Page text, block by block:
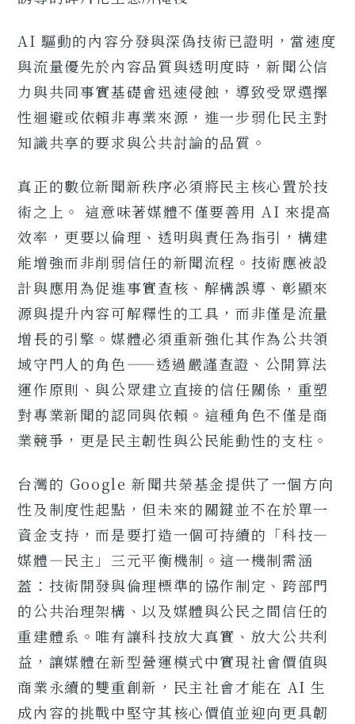
AI 驅動的內容分發與深偽技術已證明，當速度
與流量優先於內容品質與透明度時，新聞公信
力與共同事實基礎會迅速侵蝕，導致受眾選擇
性迴避或依賴非專業來源，進一步弱化民主對
知識共享的要求與公共討論的品質。
真正的數位新聞新秩序必須將民主核心置於技
術之上。 這意味著媒體不僅要善用 AI 來提高
效率，更要以倫理、透明與責任為指引，構建
能增強而非削弱信任的新聞流程。技術應被設
計與應用為促進事實查核、解構誤導、彰顯來
源與提升內容可解釋性的工具，而非僅是流量
增長的引擎。媒體必須重新強化其作為公共領
域守門人的角色——透過嚴謹查證、公開算法
運作原則、與公眾建立直接的信任關係，重塑
對專業新聞的認同與依賴。這種角色不僅是商
業競爭，更是民主韌性與公民能動性的支柱。
台灣的 Google 新聞共榮基金提供了一個方向
性及制度性起點，但未來的關鍵並不在於單一
資金支持，而是要打造一個可持續的「科技—
媒體—民主」三元平衡機制。這一機制需涵
蓋：技術開發與倫理標準的協作制定、跨部門
的公共治理架構、以及媒體與公民之間信任的
重建體系。唯有讓科技放大真實、放大公共利
益，讓媒體在新型營運模式中實現社會價值與
商業永續的雙重創新，民主社會才能在 AI 生
成內容的挑戰中堅守其核心價值並迎向更具韌